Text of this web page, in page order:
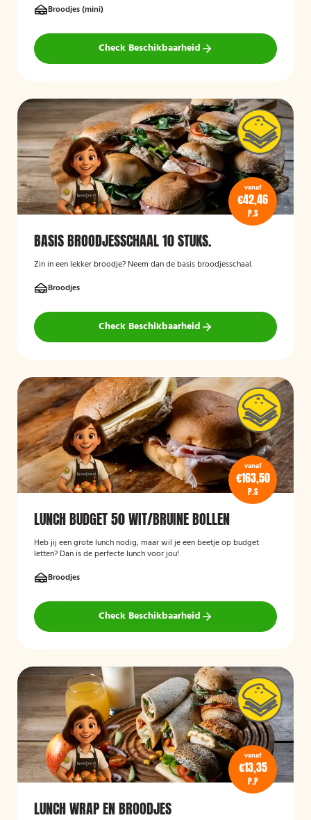
Broodjes (mini)
Check Beschikbaarheid
vanaf
€42,46
P.S
BASIS BROODJESSCHAAL 10 STUKS.
Zin in een lekker broodje? Neem dan de basis broodjesschaal.
Broodjes
Check Beschikbaarheid
vanaf
€163,50
P.S
LUNCH BUDGET 50 WIT/BRUINE BOLLEN
Heb jij een grote lunch nodig, maar wil je een beetje op budget
letten? Dan is de perfecte lunch voor jou!
Broodjes
Check Beschikbaarheid
vanaf
€13,35
P.P
LUNCH WRAP EN BROODJES